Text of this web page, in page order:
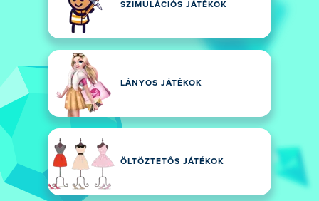
SZIMULÁCIÓS JÁTÉKOK
LÁNYOS JÁTÉKOK
ÖLTÖZTETŐS JÁTÉKOK